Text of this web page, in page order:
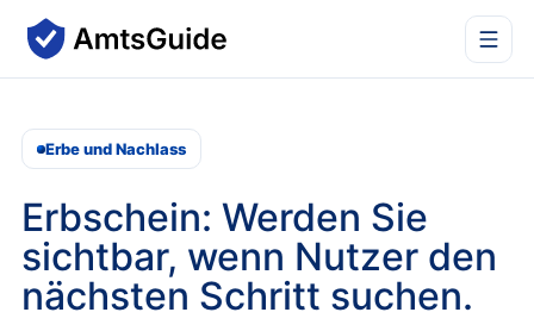
Erbe und Nachlass
Erbschein: Werden Sie
sichtbar, wenn Nutzer den
nächsten Schritt suchen.